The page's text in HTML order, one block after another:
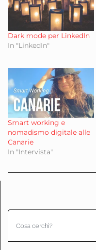
Dark mode per LinkedIn
In "LinkedIn"
Smart working e
nomadismo digitale alle
Canarie
In "Intervista"